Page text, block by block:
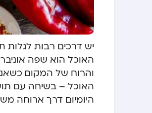
יש דרכים רבות
האוכל הוא שפה
והרוח של המקום.
האוכל – בשיחה עם
היומיום דרך ארוחה